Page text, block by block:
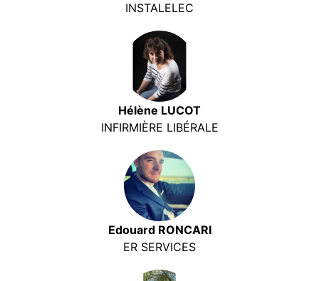
INSTALELEC
Hélène LUCOT
INFIRMIÈRE LIBÉRALE
Edouard RONCARI
ER SERVICES